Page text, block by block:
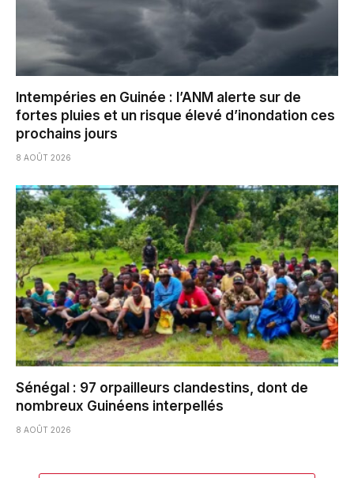
Intempéries en Guinée : l’ANM alerte sur de
fortes pluies et un risque élevé d’inondation ces
prochains jours
8 AOÛT 2026
Sénégal : 97 orpailleurs clandestins, dont de
nombreux Guinéens interpellés
8 AOÛT 2026